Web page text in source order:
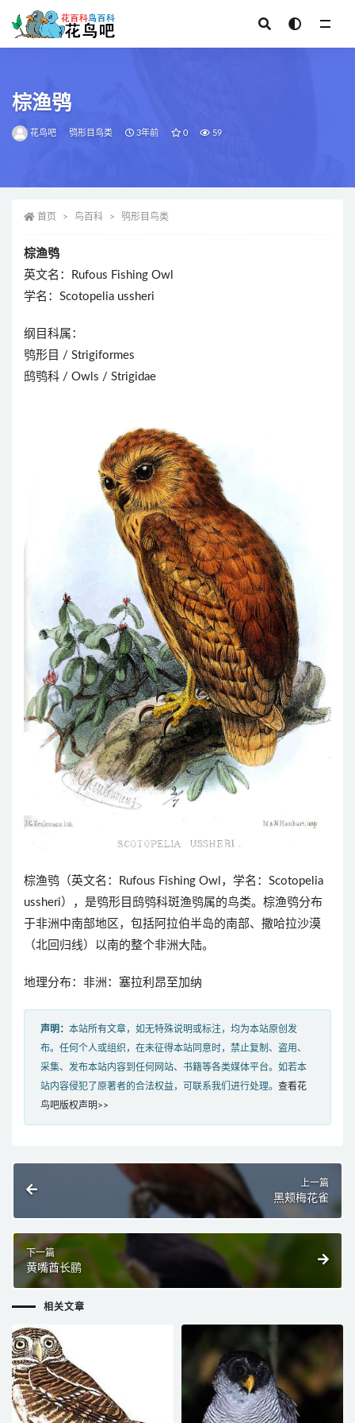
棕渔鸮
花鸟吧 鸮形目鸟类 3年前 0 59
首页 鸟百科 鸮形目鸟类
棕渔鸮
英文名：Rufous Fishing Owl
学名：Scotopelia ussheri
纲目科属：
鸮形目 / Strigiformes
鸱鸮科 / Owls / Strigidae
棕渔鸮（英文名：Rufous Fishing Owl，学名：Scotopelia
ussheri），是鸮形目鸱鸮科斑渔鸮属的鸟类。棕渔鸮分布
于非洲中南部地区，包括阿拉伯半岛的南部、撒哈拉沙漠
（北回归线）以南的整个非洲大陆。
地理分布：非洲：塞拉利昂至加纳
声明： 本站所有文章，如无特殊说明或标注，均为本站原创发
布。任何个人或组织，在未征得本站同意时，禁止复制、盗用、
采集、发布本站内容到任何网站、书籍等各类媒体平台。如若本
站内容侵犯了原著者的合法权益，可联系我们进行处理。 查看花
鸟吧版权声明>>
上一篇
黑颊梅花雀
下一篇
黄嘴酋长鹂
相关文章